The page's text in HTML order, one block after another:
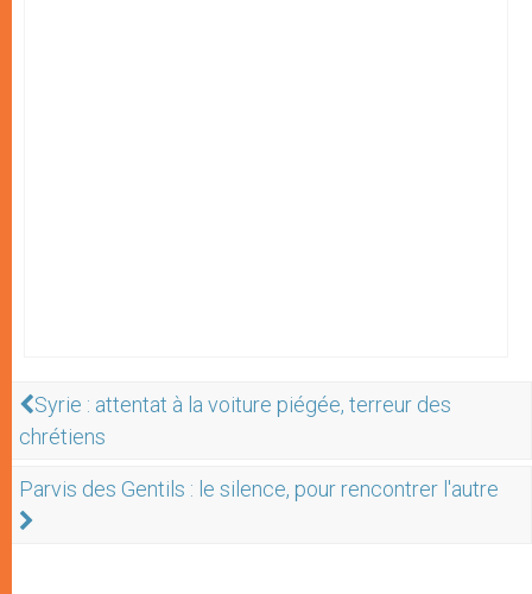
Syrie : attentat à la voiture piégée, terreur des
chrétiens
Parvis des Gentils : le silence, pour rencontrer l'autre